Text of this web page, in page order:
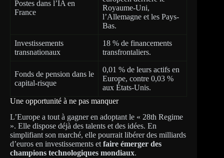
Postes dans l’IA en
France
Royaume-Uni,
l’Allemagne et les Pays-
Bas.
Investissements
transnationaux
18 % de financements
transfrontaliers.
Fonds de pension dans le
capital-risque
0,01 % de leurs actifs en
Europe, contre 0,03 %
aux États-Unis.
Une opportunité à ne pas manquer
L’Europe a tout à gagner en adoptant le « 28th Regime
». Elle dispose déjà des talents et des idées. En
simplifiant son marché, elle pourrait libérer des milliards
d’euros en investissements et faire émerger des
champions technologiques mondiaux.